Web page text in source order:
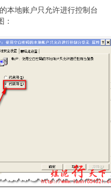
本地账户只允许进行控制台
：